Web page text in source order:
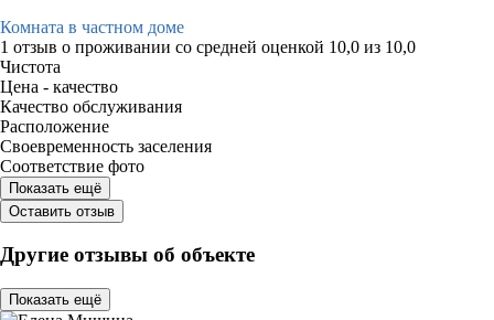
Комната в частном доме
1 отзыв о проживании со средней оценкой 10,0 из 10,0
Чистота
Цена - качество
Качество обслуживания
Расположение
Своевременность заселения
Соответствие фото
Показать ещё
Оставить отзыв
Другие отзывы об объекте
Показать ещё